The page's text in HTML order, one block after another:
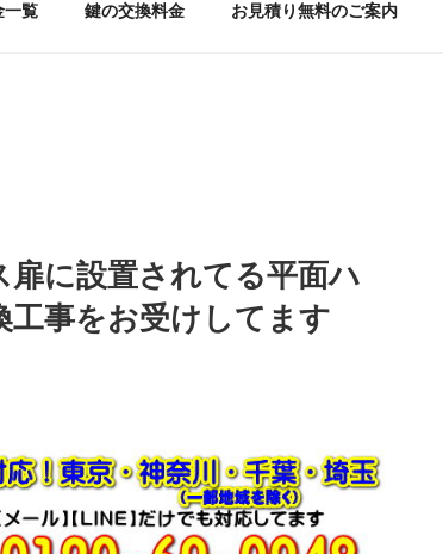
一覧 鍵の交換料金 お見積り無料のご案内
扉に設置されてる平面ハ
工事をお受けしてます